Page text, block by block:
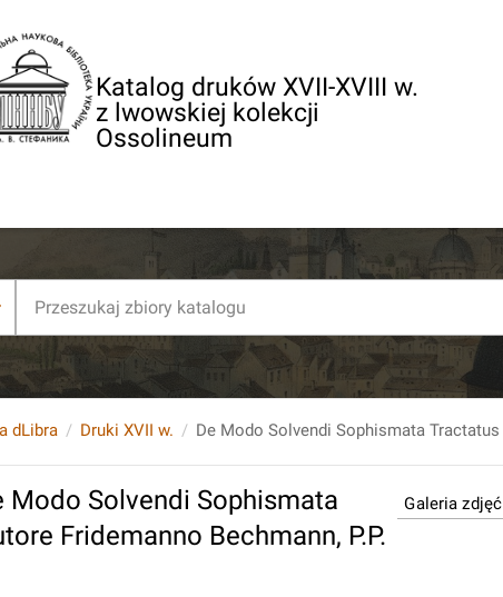
Katalog druków XVII-XVIII w.
z lwowskiej kolekcji
Ossolineum
dLibra Druki XVII w.
Modo Solvendi Sophismata
Fridemanno Bechmann, P.P.
Galeria zdjęć